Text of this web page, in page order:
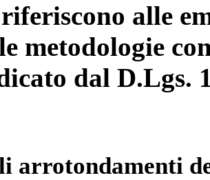
alle
metodologie
dal D.Lgs.
arrotondamenti